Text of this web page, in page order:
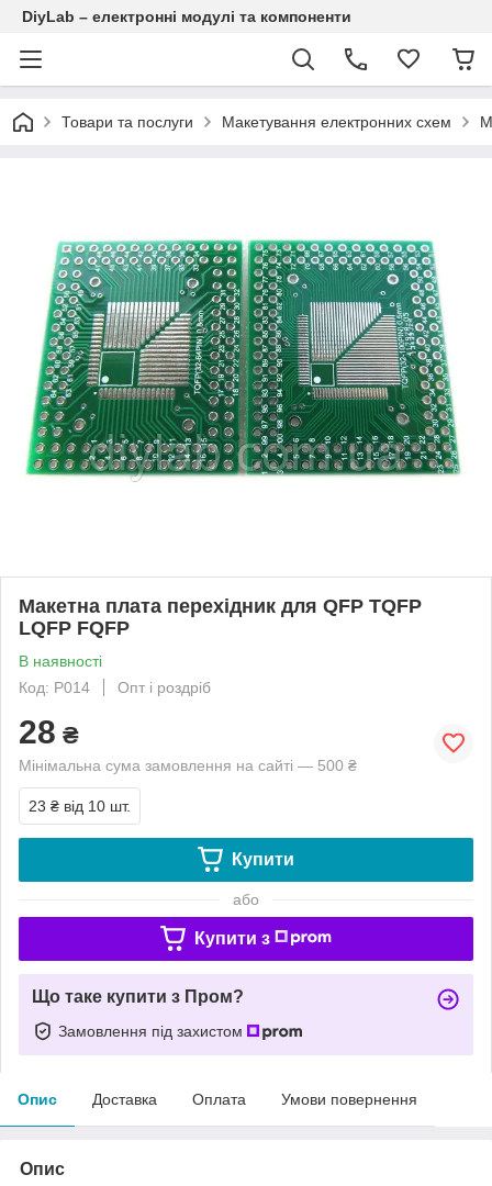
DiyLab – електронні модулі та компоненти
Товари та послуги Макетування електронних схем
Макетна плата перехідник для QFP TQFP
LQFP FQFP
В наявності
Код: P014
Опт і роздріб
28 ₴
Мінімальна сума замовлення на сайті — 500 ₴
23 ₴ від 10 шт.
Купити
або
Купити з
Що таке купити з Пром?
Замовлення під захистом
Опис Доставка Оплата Умови повернення
Опис